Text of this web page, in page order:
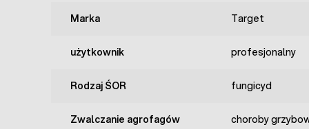
Marka Target
użytkownik profesjonalny
Rodzaj ŚOR fungicyd
Zwalczanie agrofagów choroby